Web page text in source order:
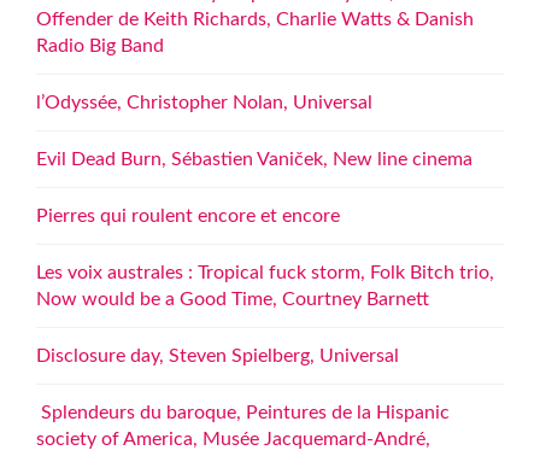
Offender de Keith Richards, Charlie Watts & Danish
Radio Big Band
l’Odyssée, Christopher Nolan, Universal
Evil Dead Burn, Sébastien Vaniček, New line cinema
Pierres qui roulent encore et encore
Les voix australes : Tropical fuck storm, Folk Bitch trio,
Now would be a Good Time, Courtney Barnett
Disclosure day, Steven Spielberg, Universal
Splendeurs du baroque, Peintures de la Hispanic
society of America, Musée Jacquemard-André,